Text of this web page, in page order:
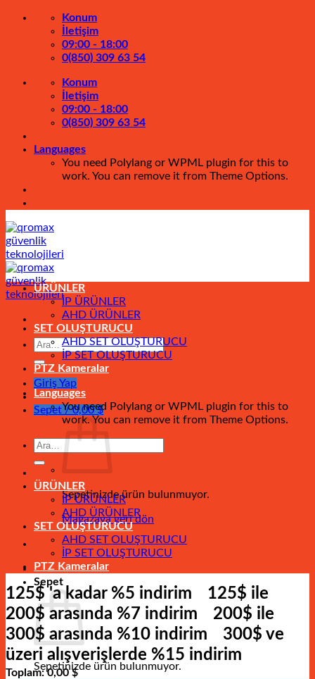
İçeriğe
Konum
İletişim
09:00 - 18:00
0(850) 309 63 54
Konum
İletişim
09:00 - 18:00
0(850) 309 63 54
Languages
You need Polylang or WPML plugin for this to
work. You can remove it from Theme Options.
Ara:
Giriş Yap
Sepet /0,00$
Sepetinizde ürün bulunmuyor.
Mağazaya geri dön
Sepet
Sepetinizde ürün bulunmuyor.
ÜRÜNLER
İP ÜRÜNLER
AHD ÜRÜNLER
SET OLUŞTURUCU
AHD SET OLUŞTURUCU
İP SET OLUŞTURUCU
PTZ Kameralar
Languages
You need Polylang or WPML plugin for this to
work. You can remove it from Theme Options.
Ara:
ÜRÜNLER
İP ÜRÜNLER
AHD ÜRÜNLER
SET OLUŞTURUCU
AHD SET OLUŞTURUCU
İP SET OLUŞTURUCU
PTZ Kameralar
125$ 'a kadar %5 indirim
125$ ile
200$ arasında %7 indirim
200$ ile
300$ arasında %10 indirim
300$ ve
üzeri alışverişlerde %15 indirim
Toplam:0,00$